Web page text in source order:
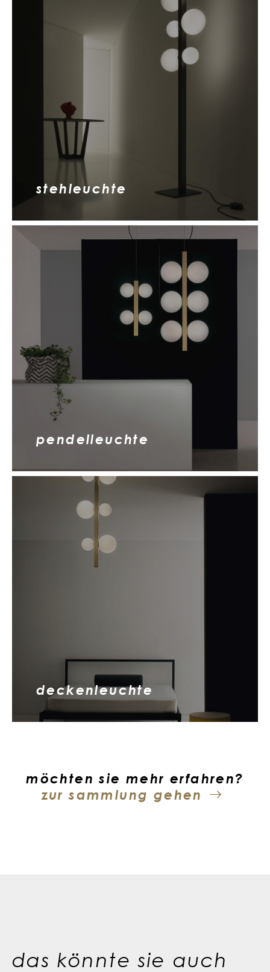
stehleuchte
pendelleuchte
deckenleuchte
möchten sie mehr erfahren?
zur sammlung gehen
das könnte sie auch